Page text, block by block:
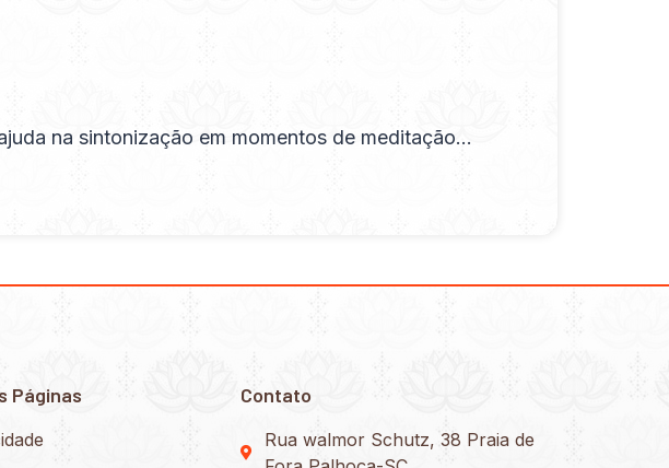
na sintonização em momentos de meditação…
Páginas Contato
Rua walmor Schutz, 38 Praia de